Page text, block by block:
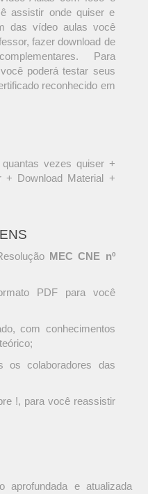
assistir onde quiser e
das vídeo aulas você
fazer download de
Para
poderá testar seus
reconhecido em
vezes quiser +
+ Download Material +
MEC CNE nº
PDF para você
com conhecimentos
os colaboradores das
!, para você reassistir
aprofundada e atualizada